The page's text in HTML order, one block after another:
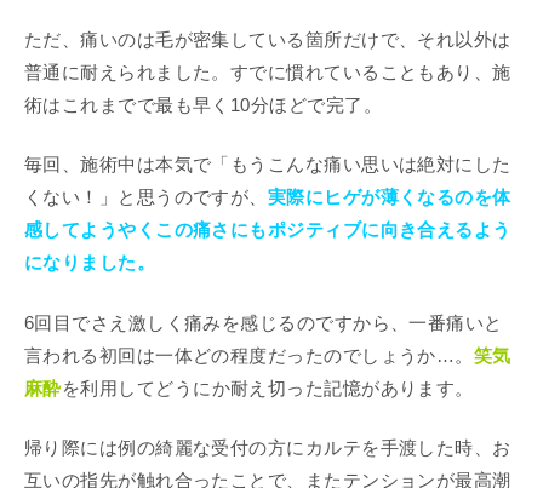
ただ、痛いのは毛が密集している箇所だけで、それ以外は
普通に耐えられました。すでに慣れていることもあり、施
術はこれまでで最も早く10分ほどで完了。
毎回、施術中は本気で「もうこんな痛い思いは絶対にした
くない！」と思うのですが、 実際にヒゲが薄くなるのを体
感してようやくこの痛さにもポジティブに向き合えるよう
になりました。
6回目でさえ激しく痛みを感じるのですから、一番痛いと
言われる初回は一体どの程度だったのでしょうか…。 笑気
麻酔を利用してどうにか耐え切った記憶があります。
帰り際には例の綺麗な受付の方にカルテを手渡した時、お
互いの指先が触れ合ったことで、またテンションが最高潮